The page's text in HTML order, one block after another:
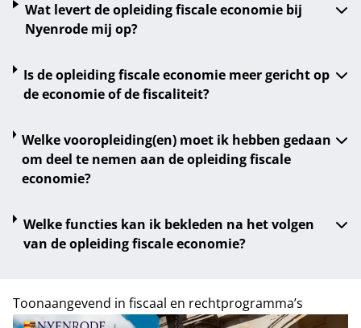
Wat levert de opleiding fiscale economie bij
Nyenrode mij op?
Is de opleiding fiscale economie meer gericht op
de economie of de fiscaliteit?
Welke vooropleiding(en) moet ik hebben gedaan
om deel te nemen aan de opleiding fiscale
economie?
Welke functies kan ik bekleden na het volgen
van de opleiding fiscale economie?
Toonaangevend in fiscaal en rechtprogramma’s